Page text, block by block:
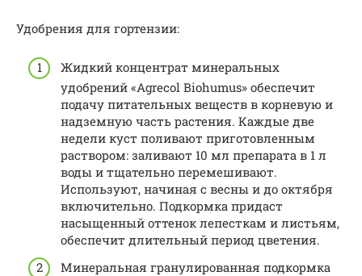
Удобрения для гортензии:
Жидкий концентрат минеральных
удобрений «Agrecol Biohumus» обеспечит
подачу питательных веществ в корневую и
надземную часть растения. Каждые две
недели куст поливают приготовленным
раствором: заливают 10 мл препарата в 1 л
воды и тщательно перемешивают.
Используют, начиная с весны и до октября
включительно. Подкормка придаст
насыщенный оттенок лепесткам и листьям,
обеспечит длительный период цветения.
Минеральная гранулированная подкормка